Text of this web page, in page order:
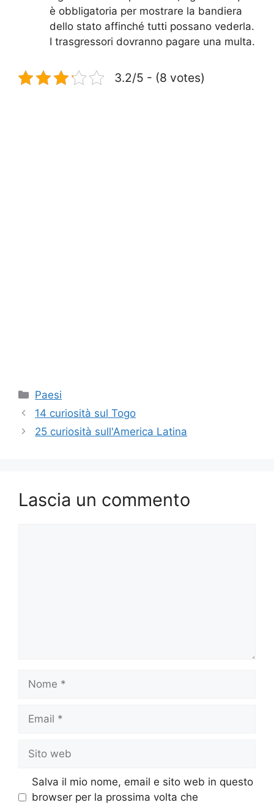
è obbligatoria per mostrare la bandiera
dello stato affinché tutti possano vederla.
I trasgressori dovranno pagare una multa.
3.2/5 - (8 votes)
Categorie
Paesi
14 curiosità sul Togo
25 curiosità sull'America Latina
Lascia un commento
web
Salva il mio nome, email e sito web in questo
browser per la prossima volta che